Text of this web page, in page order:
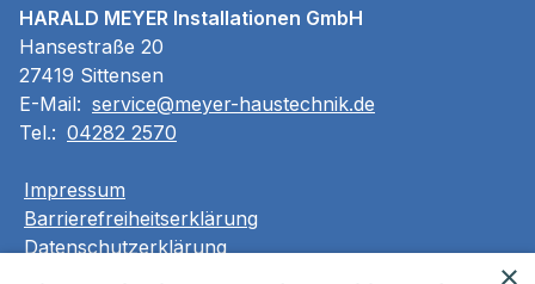
HARALD MEYER Installationen GmbH
Hansestraße 20
27419 Sittensen
E-Mail: service@meyer-haustechnik.de
Tel.: 04282 2570
Impressum
Barrierefreiheitserklärung
Datenschutzerklärung